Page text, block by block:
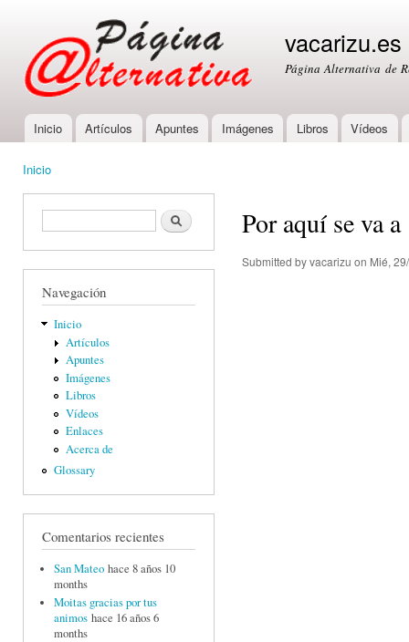
vacarizu.es
Página Alternativa de
Main menu
Inicio Artículos Apuntes Imágenes Libros Vídeos
Inicio
Formulario de búsquedaBuscar
Navegación
Inicio
Artículos
Apuntes
Imágenes
Libros
Vídeos
Enlaces
Acerca de
Glossary
Comentarios recientes
San Mateo hace 8 años 10
months
Moitas gracias por tus
animos hace 16 años 6
months
Por aquí se va a
Submitted byvacarizu on Mié,